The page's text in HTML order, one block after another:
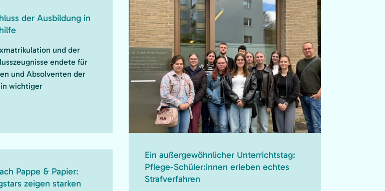
der Ausbildung in
und der
endete für
und Absolventen der
wichtiger
Pappe & Papier:
zeigen starken
Ein außergewöhnlicher Unterrichtstag:
Pflege-Schüler:innen erleben echtes
Strafverfahren